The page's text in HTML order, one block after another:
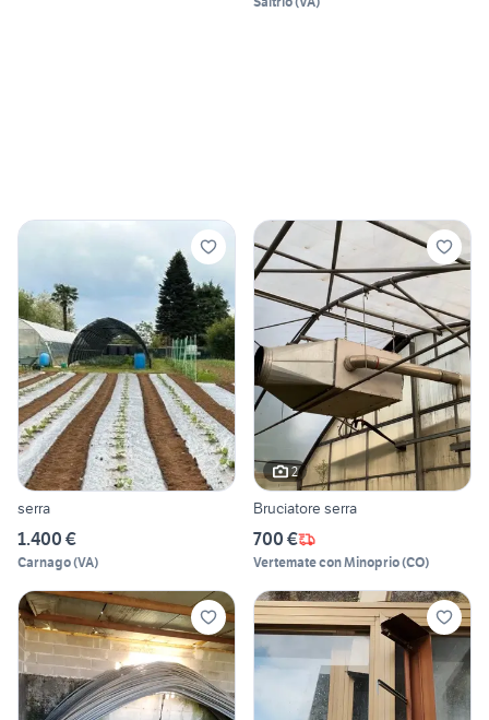
serra
1.400 €
Carnago(VA)
2
Bruciatore serra
700 €
Vertemate con Minoprio(CO)